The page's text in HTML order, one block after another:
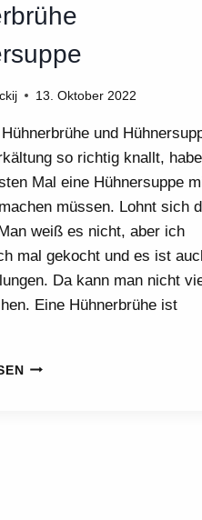
13. Oktober 2022
und
so richtig knallt, habe
Mal eine Hühnersuppe
müssen. Lohnt sich
weiß es nicht, aber ich
mal gekocht und es ist
Da kann man nicht
Eine Hühnerbrühe ist
KINDERLEICHTES